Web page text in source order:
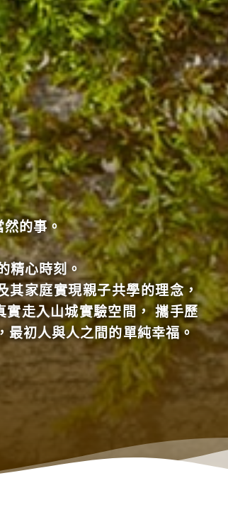
然的事。
精心時刻。
其家庭實現親子共學的理念，
實走入山城實驗空間， 攜手歷
最初人與人之間的單純幸福。